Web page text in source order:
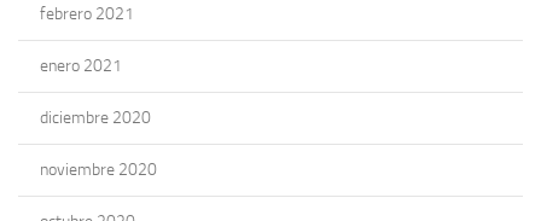
febrero 2021
enero 2021
diciembre 2020
noviembre 2020